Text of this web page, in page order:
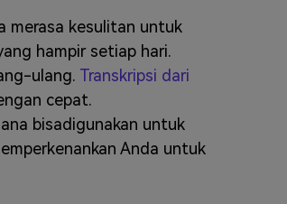
merasa kesulitan untuk
hampir setiap hari.
ulang. Transkripsi dari
cepat.
bisadigunakan untuk
Anda untuk